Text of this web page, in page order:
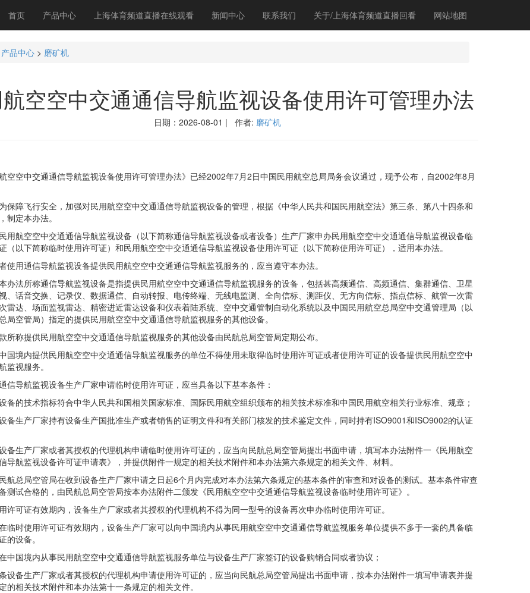
首页 产品中心 上海体育频道直播在线观看 新闻中心 联系我们 关于/上海体育频道直播回看 网站地图
产品中心> 磨矿机
空空中交通通信导航监视设备使用许可管理办法
日期：2026-08-01 | 作者: 磨矿机
空中交通通信导航监视设备使用许可管理办法》已经2002年7月2日中国民用航空总局局务会议通过，现予公布，自2002年8月
障飞行安全，加强对民用航空空中交通通信导航监视设备的管理，根据《中华人民共和国民用航空法》第三条、第八十四条和
制定本办法。
航空空中交通通信导航监视设备（以下简称通信导航监视设备或者设备）生产厂家申办民用航空空中交通通信导航监视设备临
（以下简称临时使用许可证）和民用航空空中交通通信导航监视设备使用许可证（以下简称使用许可证），适用本办法。
用通信导航监视设备提供民用航空空中交通通信导航监视服务的，应当遵守本办法。
法所称通信导航监视设备是指提供民用航空空中交通通信导航监视服务的设备，包括甚高频通信、高频通信、集群通信、卫星
、话音交换、记录仪、数据通信、自动转报、电传终端、无线电监测、全向信标、测距仪、无方向信标、指点信标、航管一次雷
雷达、场面监视雷达、精密进近雷达设备和仪表着陆系统、空中交通管制自动化系统以及中国民用航空总局空中交通管理局（以
局空管局）指定的提供民用航空空中交通通信导航监视服务的其他设备。
称提供民用航空空中交通通信导航监视服务的其他设备由民航总局空管局定期公布。
境内提供民用航空空中交通通信导航监视服务的单位不得使用未取得临时使用许可证或者使用许可证的设备提供民用航空空中
监视服务。
导航监视设备生产厂家申请临时使用许可证，应当具备以下基本条件：
的技术指标符合中华人民共和国相关国家标准、国际民用航空组织颁布的相关技术标准和中国民用航空相关行业标准、规章；
生产厂家持有设备生产国批准生产或者销售的证明文件和有关部门核发的技术鉴定文件，同时持有ISO9001和ISO9002的认证
生产厂家或者其授权的代理机构申请临时使用许可证的，应当向民航总局空管局提出书面申请，填写本办法附件一《民用航空
导航监视设备许可证申请表》，并提供附件一规定的相关技术附件和本办法第六条规定的相关文件、材料。
总局空管局在收到设备生产厂家申请之日起6个月内完成对本办法第六条规定的基本条件的审查和对设备的测试。基本条件审查
测试合格的，由民航总局空管局按本办法附件二颁发《民用航空空中交通通信导航监视设备临时使用许可证》。
可证有效期内，设备生产厂家或者其授权的代理机构不得为同一型号的设备再次申办临时使用许可证。
时使用许可证有效期内，设备生产厂家可以向中国境内从事民用航空空中交通通信导航监视服务单位提供不多于一套的具备临
的设备。
国境内从事民用航空空中交通通信导航监视服务单位与设备生产厂家签订的设备购销合同或者协议；
备生产厂家或者其授权的代理机构申请使用许可证的，应当向民航总局空管局提出书面申请，按本办法附件一填写申请表并提
的相关技术附件和本办法第十一条规定的相关文件。